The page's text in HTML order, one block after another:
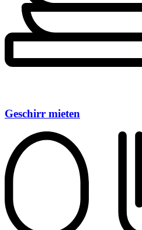
Geschirr mieten